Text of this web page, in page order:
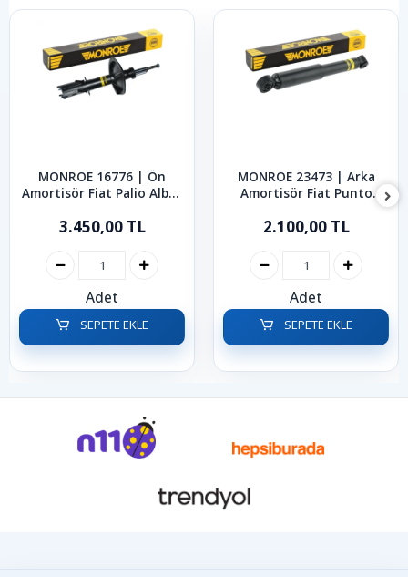
MONROE 16776 | Ön
Amortisör Fiat Palio Albea
3.450,00 TL
Adet
SEPETE EKLE
MONROE 23473 | Arka
Amortisör Fiat Punto
2.100,00 TL
Adet
SEPETE EKLE